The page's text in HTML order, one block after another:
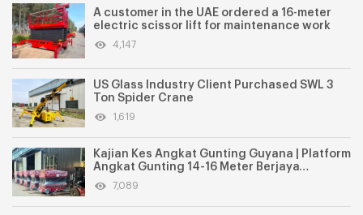
A customer in the UAE ordered a 16-meter
electric scissor lift for maintenance work
4,147
US Glass Industry Client Purchased SWL 3
Ton Spider Crane
1,619
Kajian Kes Angkat Gunting Guyana | Platform
Angkat Gunting 14-16 Meter Berjaya
Memasuki Pasaran Amerika Selatan
7,089